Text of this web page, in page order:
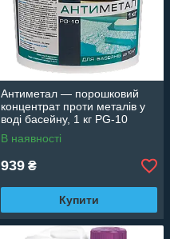
Антиметал — порошковий
концентрат проти металів у
воді басейну, 1 кг PG-10
В наявності
939 ₴
Купити